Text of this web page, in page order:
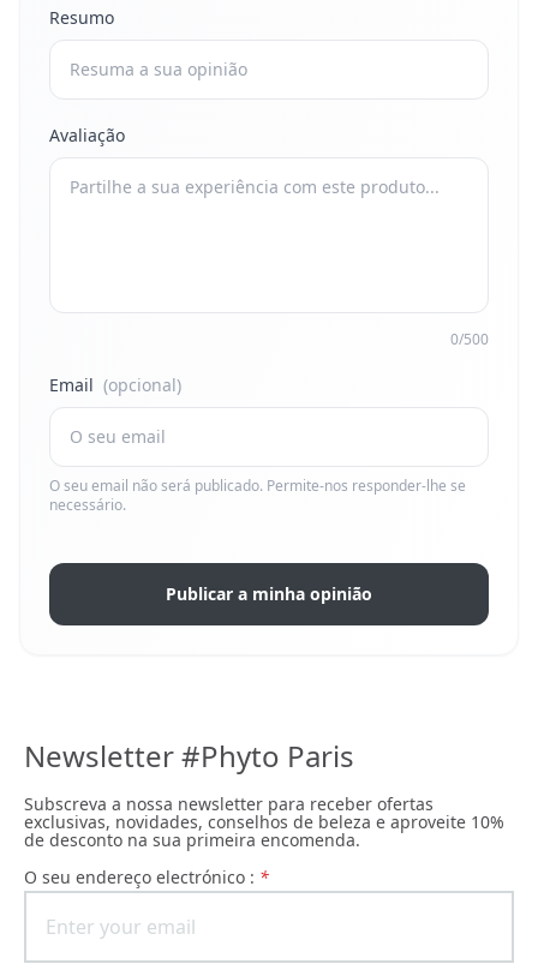
Resumo
Avaliação
0/500
Email (opcional)
O seu email não será publicado. Permite-nos responder-lhe se
necessário.
Publicar a minha opinião
Newsletter #Phyto Paris
Subscreva a nossa newsletter para receber ofertas
exclusivas, novidades, conselhos de beleza e aproveite 10%
de desconto na sua primeira encomenda.
O seu endereço electrónico : *